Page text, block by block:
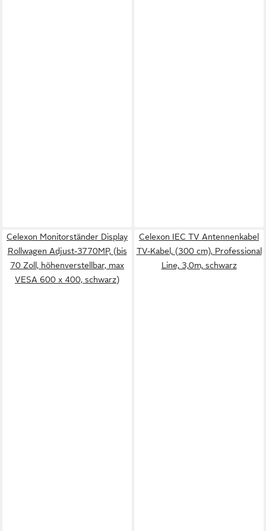
Celexon Monitorständer Display
Rollwagen Adjust-3770MP, (bis
70 Zoll, höhenverstellbar, max
VESA 600 x 400, schwarz)
Celexon IEC TV Antennenkabel
TV-Kabel, (300 cm), Professional
Line, 3,0m, schwarz